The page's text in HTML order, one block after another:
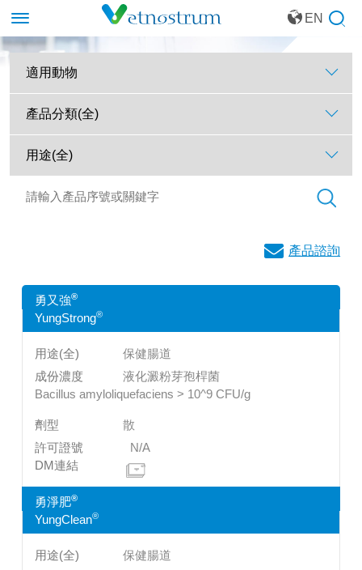
EN
產品諮詢
勇又強®
YungStrong®
保健腸道
液化澱粉芽孢桿菌
Bacillus amyloliquefaciens > 10^9 CFU/g
散
N/A
勇淨肥®
YungClean®
保健腸道